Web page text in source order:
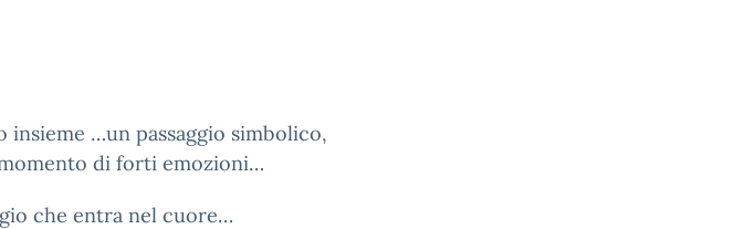
…un passaggio simbolico,
di forti emozioni…
che entra nel cuore…